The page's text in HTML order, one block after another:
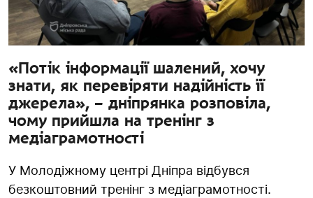
«Потік інформації шалений, хочу
знати, як перевіряти надійність її
джерела», – дніпрянка розповіла,
чому прийшла на тренінг з
медіаграмотності
У Молодіжному центрі Дніпра відбувся
безкоштовний тренінг з медіаграмотності.